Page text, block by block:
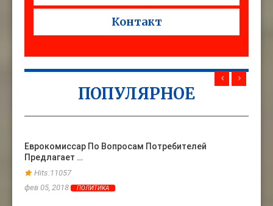
Контакт
ПОПУЛЯРНОЕ
Еврокомиссар По Вопросам Потребителей
Предлагает …
Hits:11057
фев 05, 2018
ПОЛИТИКА